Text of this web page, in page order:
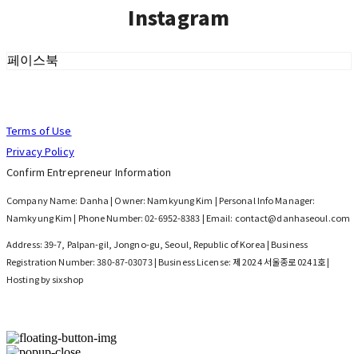
Instagram
페이스북
Terms of Use
Privacy Policy
Confirm Entrepreneur Information
Company Name: Danha | Owner: Namkyung Kim | Personal Info Manager:
Namkyung Kim | Phone Number: 02-6952-8383 | Email: contact@danhaseoul.com
Address: 39-7, Palpan-gil, Jongno-gu, Seoul, Republic of Korea | Business
Registration Number:380-87-03073| Business License:제 2024 서울종로 0241호|
Hosting by sixshop